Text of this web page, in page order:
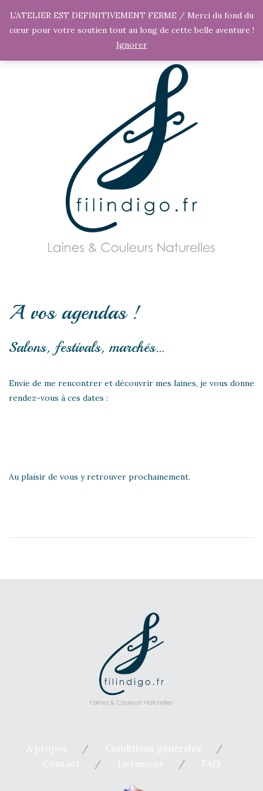
A vos agendas !
Salons, festivals, marchés…
Envie de me rencontrer et découvrir mes laines, je vous donne
rendez-vous à ces dates :
Au plaisir de vous y retrouver prochainement.
A propos
Conditions générales
Contact
Livraisons FAQ
L'ATELIER EST DEFINITIVEMENT FERME / Merci du fond du
cœur pour votre soutien tout au long de cette belle aventure !
Ignorer